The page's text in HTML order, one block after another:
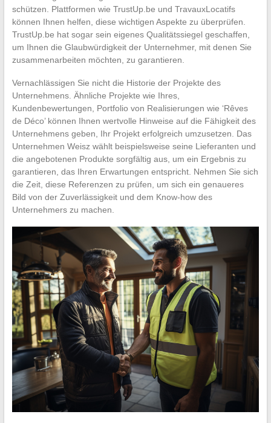
schützen. Plattformen wie TrustUp.be und TravauxLocatifs
können Ihnen helfen, diese wichtigen Aspekte zu überprüfen.
TrustUp.be hat sogar sein eigenes Qualitätssiegel geschaffen,
um Ihnen die Glaubwürdigkeit der Unternehmer, mit denen Sie
zusammenarbeiten möchten, zu garantieren.
Vernachlässigen Sie nicht die Historie der Projekte des
Unternehmens. Ähnliche Projekte wie Ihres,
Kundenbewertungen, Portfolio von Realisierungen wie ‘Rêves
de Déco’ können Ihnen wertvolle Hinweise auf die Fähigkeit des
Unternehmens geben, Ihr Projekt erfolgreich umzusetzen. Das
Unternehmen Weisz wählt beispielsweise seine Lieferanten und
die angebotenen Produkte sorgfältig aus, um ein Ergebnis zu
garantieren, das Ihren Erwartungen entspricht. Nehmen Sie sich
die Zeit, diese Referenzen zu prüfen, um sich ein genaueres
Bild von der Zuverlässigkeit und dem Know-how des
Unternehmers zu machen.